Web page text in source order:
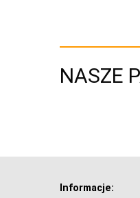
NASZE
Informacje: